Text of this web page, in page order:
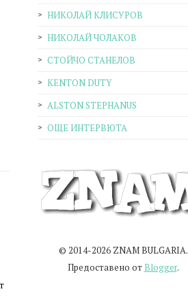
НИКОЛАЙ КЛИСУРОВ
НИКОЛАЙ ЧОЛАКОВ
СТОЙЧО СТАНЕЛОВ
KENTON DUTY
ALSTON STEPHANUS
ОЩЕ ИНТЕРВЮТА
© 2014-2026 ZNAM BULGARIA.
Предоставено от Blogger.